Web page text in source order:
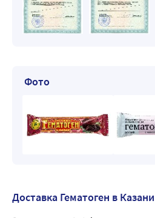
Фото
Доставка Гематоген в Казани